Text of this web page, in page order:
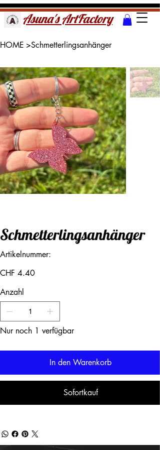
Asuna's ArtFactory
HOME >Schmetterlingsanhänger
Schmetterlingsanhänger
Artikelnummer:
Preis
CHF 4.40
Anzahl
Nur noch 1 verfügbar
In den Warenkorb
Sofortkauf